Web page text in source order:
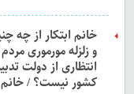
خانم ابتکار از چه
و زلزله مورموری
انتظاری از دولت
کشور نیست؟ /